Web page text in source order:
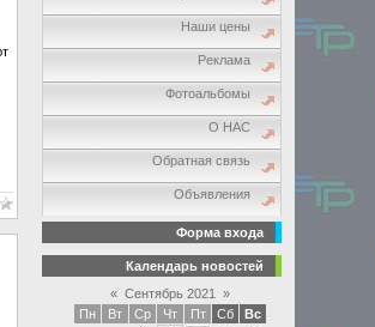
Наши цены
Реклама
Фотоальбомы
О НАС
Обратная связь
Объявления
Форма входа
Календарь новостей
« Сентябрь 2021
»
Пн
Вт Ср Чт Пт Сб
Вс